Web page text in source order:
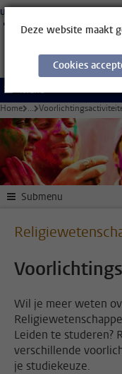
Universiteit Leiden
Menu
Home ...
Submenu
Wil je meer weten
Leiden te studeren?
verschillende
je studiekeuze.
Deze website maakt
Cookies